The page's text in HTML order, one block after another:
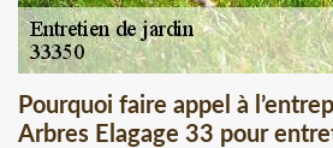
Pourquoi faire appel à
Arbres Elagage 33 pour